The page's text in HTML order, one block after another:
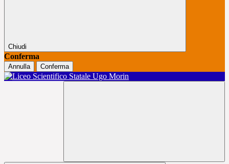
Chiudi
Conferma
Annulla Conferma